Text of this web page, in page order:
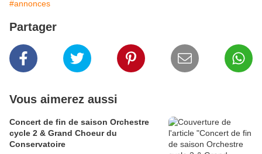
#annonces
Partager
Vous aimerez aussi
Concert de fin de saison Orchestre
cycle 2 & Grand Choeur du
Conservatoire